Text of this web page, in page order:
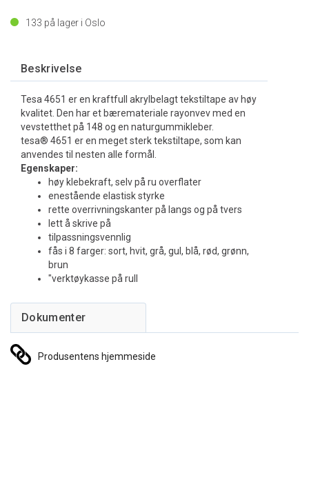
133 på lager i Oslo
Beskrivelse
Tesa 4651 er en kraftfull akrylbelagt tekstiltape av høy
kvalitet. Den har et bæremateriale rayonvev med en
vevstetthet på 148 og en naturgummikleber.
tesa® 4651 er en meget sterk tekstiltape, som kan
anvendes til nesten alle formål.
Egenskaper:
høy klebekraft, selv på ru overflater
enestående elastisk styrke
rette overrivningskanter på langs og på tvers
lett å skrive på
tilpassningsvennlig
fås i 8 farger: sort, hvit, grå, gul, blå, rød, grønn,
brun
"verktøykasse på rull
Produsentens hjemmeside